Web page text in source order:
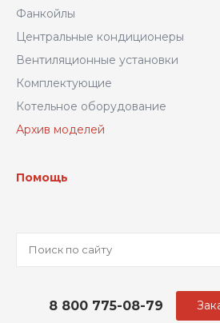
Фанкойлы
Центральные кондиционеры
Вентиляционные установки
Комплектующие
Котельное оборудование
Архив моделей
Помощь
8 800 775-08-79